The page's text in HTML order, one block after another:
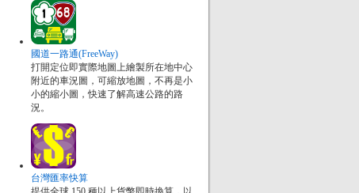
國道一路通(FreeWay)
打開定位即實際地圖上繪製所在地中心
附近的車況圖，可縮放地圖，不再是小
小的縮小圖，快速了解高速公路的路
況。
台灣匯率快算